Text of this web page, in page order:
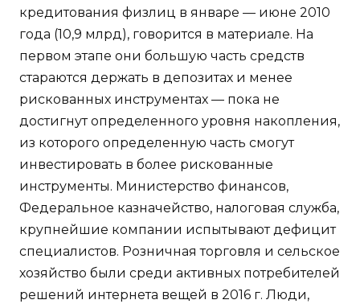
кредитования физлиц в январе — июне 2010
года (10,9 млрд), говорится в материале. На
первом этапе они большую часть средств
стараются держать в депозитах и менее
рискованных инструментах — пока не
достигнут определенного уровня накопления,
из которого определенную часть смогут
инвестировать в более рискованные
инструменты. Министерство финансов,
Федеральное казначейство, налоговая служба,
крупнейшие компании испытывают дефицит
специалистов. Розничная торговля и сельское
хозяйство были среди активных потребителей
решений интернета вещей в 2016 г. Люди,